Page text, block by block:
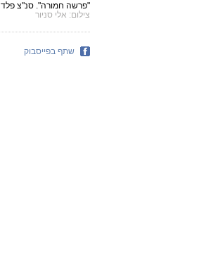
"פרשה חמורה". סנ"צ פלד
צילום: אלי סניור
שתף בפייסבוק